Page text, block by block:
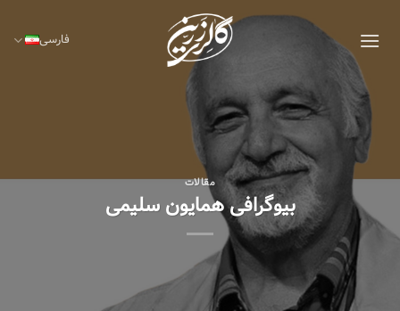
content
فارسی
مقالات
بیوگرافی همایون سلیمی